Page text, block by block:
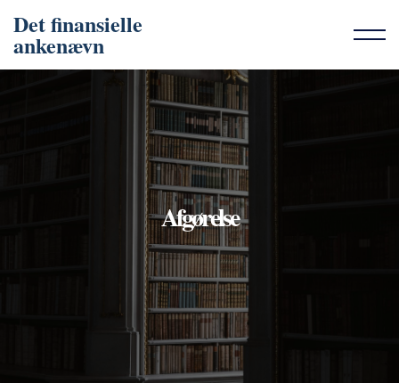
Det finansielle
ankenævn
Afgørelse